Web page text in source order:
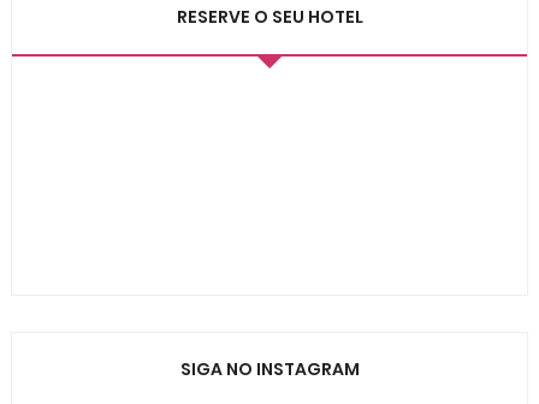
RESERVE O SEU HOTEL
SIGA NO INSTAGRAM